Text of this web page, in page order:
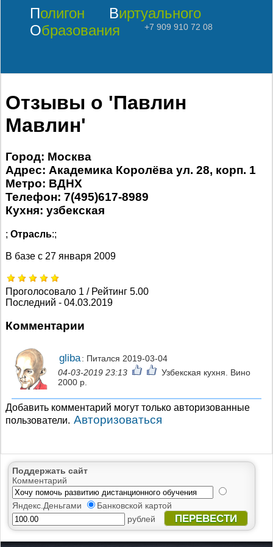
Полигон
Виртуального
Образования
+7 909 910 72 08
Отзывы о 'Павлин
Мавлин'
Город: Москва
Адрес: Академика Королёва ул. 28, корп. 1
Метро: ВДНХ
Телефон: 7(495)617-8989
Кухня: узбекская
; Отрасль:;
В базе с 27 января 2009
Проголосовало 1 / Рейтинг 5.00
Последний - 04.03.2019
Комментарии
gliba: Питался 2019-03-04
04-03-2019 23:13
Узбекская кухня. Вино
2000 р.
Добавить комментарий могут только авторизованные
пользователи. Авторизоваться
Поддержать сайт
Комментарий
Яндекс.Деньгами
Банковской картой
рублей
ПЕРЕВЕСТИ